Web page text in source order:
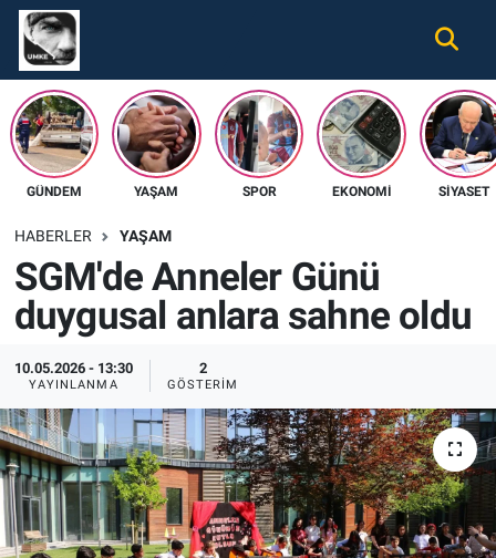
GÜNDEM YAŞAM SPOR EKONOMI SIYASET
HABERLER YAŞAM
SGM'de Anneler Günü
duygusal anlara sahne oldu
10.05.2026 - 13:30
YAYINLANMA
2
GÖSTERIM
Gündem
Ekonomi
Spor
Tüm Haberler
İletişim
Künye
Nöbetçi Eczaneler
Hava Durumu
Namaz Vakitleri
Süper Lig Puan Durumu ve Fikstür
Tüm Manşetler
Son Dakika Haberleri
Haber Arşivi